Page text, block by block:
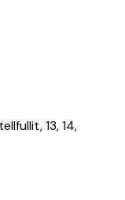
13, 14,